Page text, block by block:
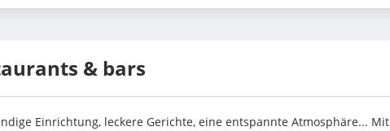
& bars
Einrichtung, leckere Gerichte, eine entspannte Atmosphäre... Mit